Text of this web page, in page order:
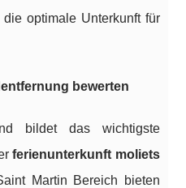
optimale Unterkunft für
bewerten
bildet das wichtigste
ferienunterkunft moliets
Martin Bereich bieten